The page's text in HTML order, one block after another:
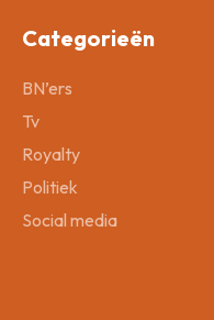
Categorieën
BN’ers
Tv
Royalty
Politiek
Social media